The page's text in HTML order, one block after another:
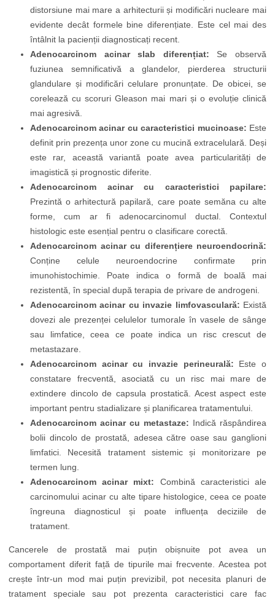
distorsiune mai mare a arhitecturii și modificări nucleare mai
evidente decât formele bine diferențiate. Este cel mai des
întâlnit la pacienții diagnosticați recent.
Adenocarcinom acinar slab diferențiat: Se observă
fuziunea semnificativă a glandelor, pierderea structurii
glandulare și modificări celulare pronunțate. De obicei, se
corelează cu scoruri Gleason mai mari și o evoluție clinică
mai agresivă.
Adenocarcinom acinar cu caracteristici mucinoase: Este
definit prin prezența unor zone cu mucină extracelulară. Deși
este rar, această variantă poate avea particularități de
imagistică și prognostic diferite.
Adenocarcinom acinar cu caracteristici papilare:
Prezintă o arhitectură papilară, care poate semăna cu alte
forme, cum ar fi adenocarcinomul ductal. Contextul
histologic este esențial pentru o clasificare corectă.
Adenocarcinom acinar cu diferențiere neuroendocrină:
Conține celule neuroendocrine confirmate prin
imunohistochimie. Poate indica o formă de boală mai
rezistentă, în special după terapia de privare de androgeni.
Adenocarcinom acinar cu invazie limfovasculară: Există
dovezi ale prezenței celulelor tumorale în vasele de sânge
sau limfatice, ceea ce poate indica un risc crescut de
metastazare.
Adenocarcinom acinar cu invazie perineurală: Este o
constatare frecventă, asociată cu un risc mai mare de
extindere dincolo de capsula prostatică. Acest aspect este
important pentru stadializare și planificarea tratamentului.
Adenocarcinom acinar cu metastaze: Indică răspândirea
bolii dincolo de prostată, adesea către oase sau ganglioni
limfatici. Necesită tratament sistemic și monitorizare pe
termen lung.
Adenocarcinom acinar mixt: Combină caracteristici ale
carcinomului acinar cu alte tipare histologice, ceea ce poate
îngreuna diagnosticul și poate influența deciziile de
tratament.
Cancerele de prostată mai puțin obișnuite pot avea un
comportament diferit față de tipurile mai frecvente. Acestea pot
crește într-un mod mai puțin previzibil, pot necesita planuri de
tratament speciale sau pot prezenta caracteristici care fac